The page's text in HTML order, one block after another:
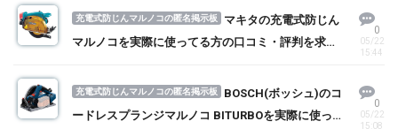
充電式防じんマルノコの匿名掲示板
マキタの充電式防じん
マルノコを実際に使ってる方の口コミ・評判を求
0
05/22
15:44
充電式防じんマルノコの匿名掲示板
BOSCH(ボッシュ)のコ
ードレスプランジマルノコ BITURBOを実際に使って
0
05/22
15:08